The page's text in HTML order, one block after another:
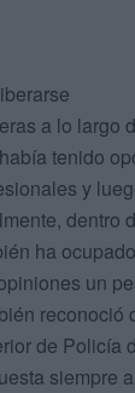
a lo largo
tenido
y
dentro
ha
un
reconoció
de Policía
siempre